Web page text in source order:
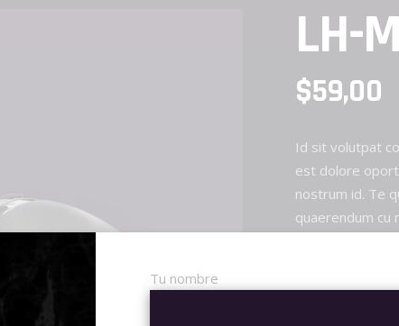
Tu nombre
LH-
$59,00
Id sit volutpat
est dolore
nostrum id. Te
quaerendum cu
LH-